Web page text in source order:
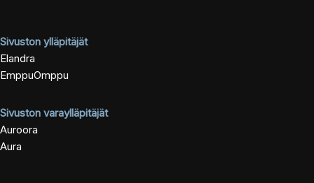
Sivuston ylläpitäjät
Elandra
EmppuOmppu
Sivuston varaylläpitäjät
Auroora
Aura